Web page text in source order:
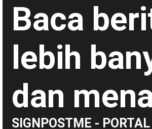
c
Baca
lebih
dan
SIGNPOSTME -